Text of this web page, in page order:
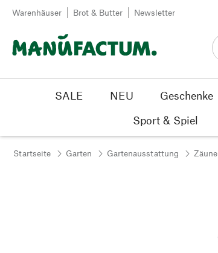
Zum Inhalt springen
Warenhäuser Brot & Butter Newsletter
SALE NEU Geschenke
Sport & Spiel
Startseite Garten Gartenausstattung Zäune